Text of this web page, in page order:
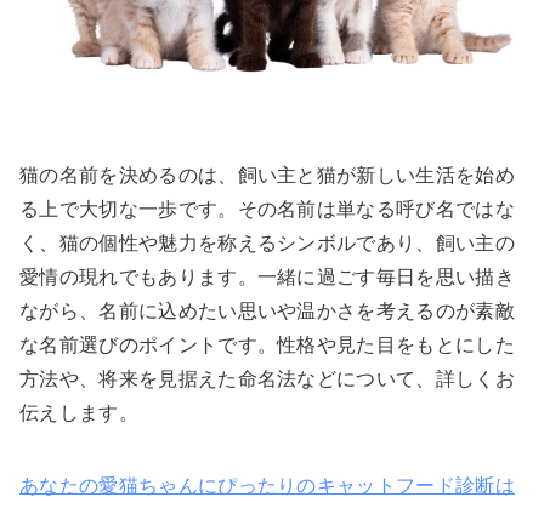
猫の名前を決めるのは、飼い主と猫が新しい生活を始め
る上で大切な一歩です。その名前は単なる呼び名ではな
く、猫の個性や魅力を称えるシンボルであり、飼い主の
愛情の現れでもあります。一緒に過ごす毎日を思い描き
ながら、名前に込めたい思いや温かさを考えるのが素敵
な名前選びのポイントです。性格や見た目をもとにした
方法や、将来を見据えた命名法などについて、詳しくお
伝えします。
あなたの愛猫ちゃんにぴったりのキャットフード診断は